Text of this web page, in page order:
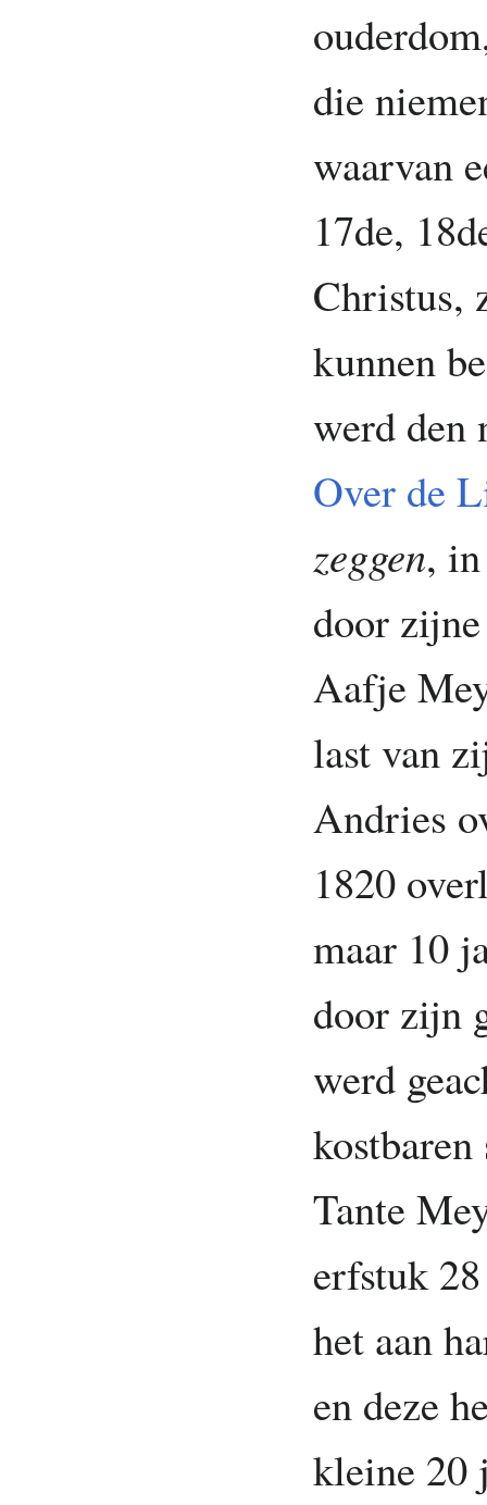
die
waarvan
17de,
Christus,
kunnen
werd den
Over de
zeggen,
door
Aafje
last van
Andries
1820
maar 10
door zijn
werd
Tante
erfstuk
het aan
en deze
kleine 20